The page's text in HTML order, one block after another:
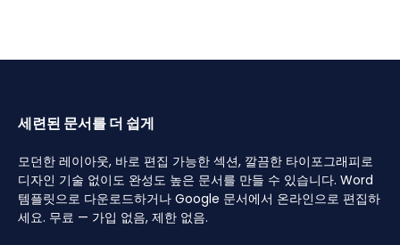
세련된 문서를 더 쉽게
모던한 레이아웃, 바로 편집 가능한 섹션, 깔끔한 타이포그래피로
디자인 기술 없이도 완성도 높은 문서를 만들 수 있습니다. Word
템플릿으로 다운로드하거나 Google 문서에서 온라인으로 편집하
세요. 무료 — 가입 없음, 제한 없음.